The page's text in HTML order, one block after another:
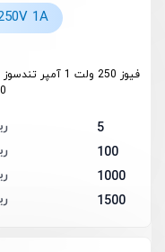
1A
فیوز 250 ولت 1 آمپر تندسوز پکیج 2410
5
100
1000
1500